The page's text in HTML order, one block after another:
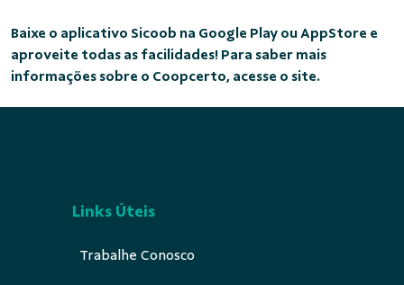
Baixe o aplicativo Sicoob na Google Play ou AppStore e
aproveite todas as facilidades! Para saber mais
informações sobre o Coopcerto, acesse o site.
Links Úteis
Trabalhe Conosco